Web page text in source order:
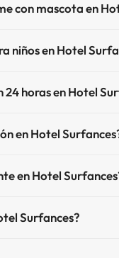
con mascota en
las condiciones.
niños en Hotel
iniciar tu viaje).
24 horas en Hotel
en Hotel
en Hotel
Surfances?